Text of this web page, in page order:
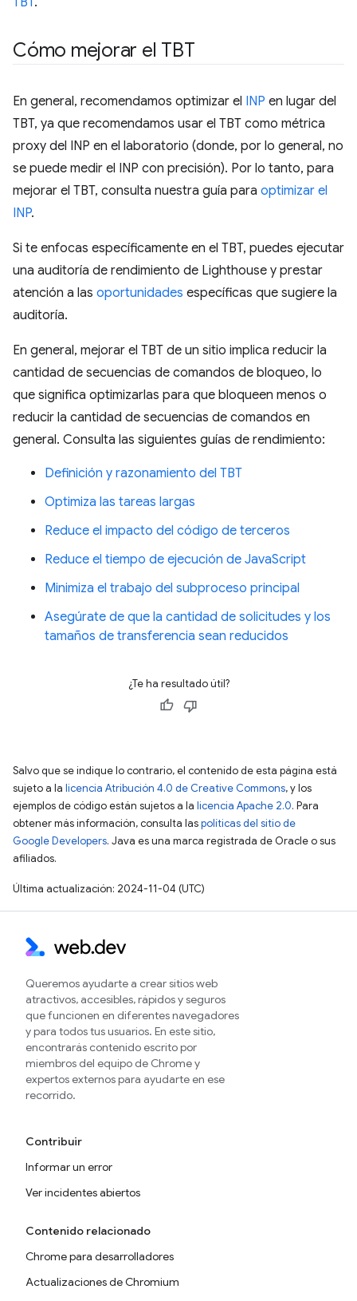
Cómo mejorar el TBT
En general, recomendamos optimizar el INP en lugar del
TBT, ya que recomendamos usar el TBT como métrica
proxy del INP en el laboratorio (donde, por lo general, no
se puede medir el INP con precisión). Por lo tanto, para
mejorar el TBT, consulta nuestra guía para optimizar el
INP.
Si te enfocas específicamente en el TBT, puedes ejecutar
una auditoría de rendimiento de Lighthouse y prestar
atención a las oportunidades específicas que sugiere la
auditoría.
En general, mejorar el TBT de un sitio implica reducir la
cantidad de secuencias de comandos de bloqueo, lo
que significa optimizarlas para que bloqueen menos o
reducir la cantidad de secuencias de comandos en
general. Consulta las siguientes guías de rendimiento:
Definición y razonamiento del TBT
Optimiza las tareas largas
Reduce el impacto del código de terceros
Reduce el tiempo de ejecución de JavaScript
Minimiza el trabajo del subproceso principal
Asegúrate de que la cantidad de solicitudes y los
tamaños de transferencia sean reducidos
¿Te ha resultado útil?
Salvo que se indique lo contrario, el contenido de esta página está
sujeto a la licencia Atribución 4.0 de Creative Commons, y los
ejemplos de código están sujetos a la licencia Apache 2.0. Para
obtener más información, consulta laspolíticas del sitio de
Google Developers. Java es una marca registrada de Oracle o sus
afiliados.
Última actualización: 2024-11-04 (UTC)
Queremos ayudarte a crear sitios web
atractivos, accesibles, rápidos y seguros
que funcionen en diferentes navegadores
y para todos tus usuarios. En este sitio,
encontrarás contenido escrito por
miembros del equipo de Chrome y
expertos externos para ayudarte en ese
recorrido.
Contribuir
Informar un error
Ver incidentes abiertos
Contenido relacionado
Chrome para desarrolladores
Actualizaciones de Chromium